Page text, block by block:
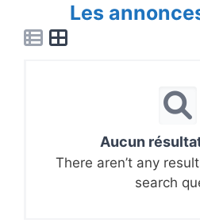
Les
Aucun
There aren’t any
search